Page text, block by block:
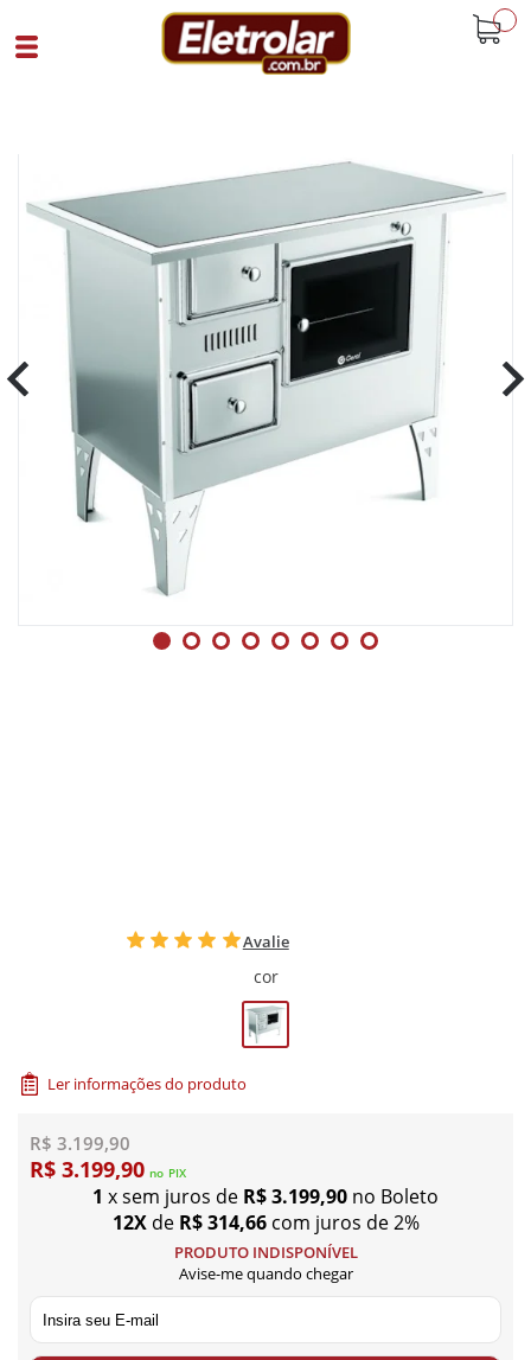
Fogão A Lenha
Fogão A Lenha Nr 2 Direito Vitrocerâmico
SKU 107392|26|1
Avalie
cor
Ler informações do produto
R$ 3.199,90
R$ 3.199,90 no PIX
1 x sem juros de R$ 3.199,90 no Boleto
12Xde R$ 314,66 com juros de 2%
PRODUTO INDISPONÍVEL
Avise-me quando chegar